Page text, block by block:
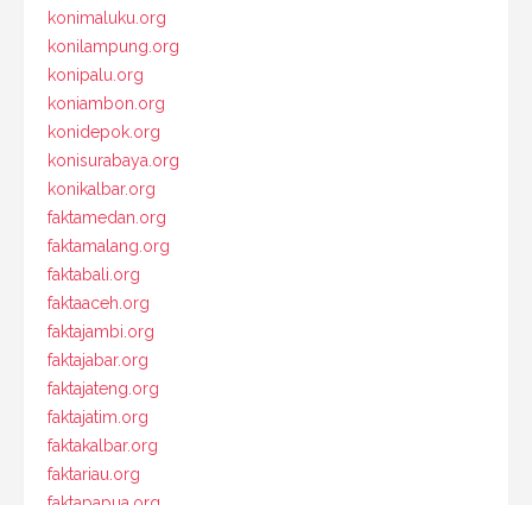
konimaluku.org
konilampung.org
konipalu.org
koniambon.org
konidepok.org
konisurabaya.org
konikalbar.org
faktamedan.org
faktamalang.org
faktabali.org
faktaaceh.org
faktajambi.org
faktajabar.org
faktajateng.org
faktajatim.org
faktakalbar.org
faktariau.org